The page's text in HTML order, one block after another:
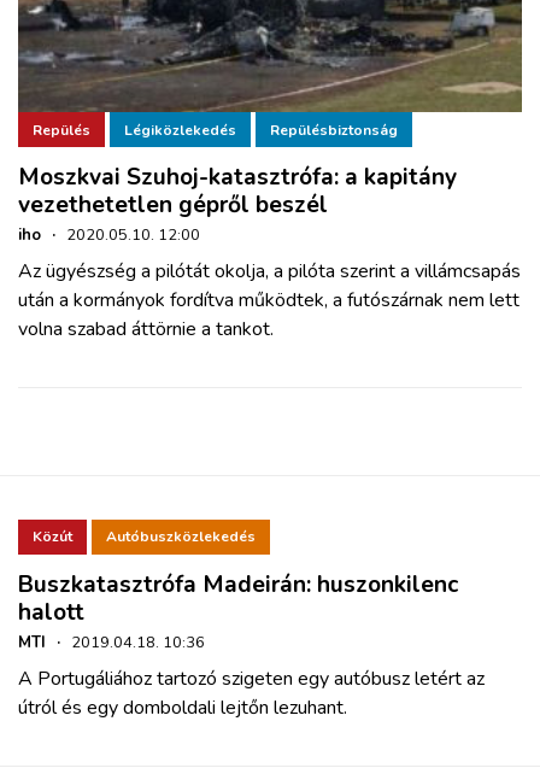
ELLÁTÁSI LÁNC
ZÖLDÚT
HAJÓZÁS
BLOG
Repülés Légiközlekedés Repülésbiztonság
Moszkvai Szuhoj-katasztrófa: a kapitány
vezethetetlen gépről beszél
iho · 2020.05.10. 12:00
Az ügyészség a pilótát okolja, a pilóta szerint a villámcsapás
után a kormányok fordítva működtek, a futószárnak nem lett
volna szabad áttörnie a tankot.
Közút Autóbuszközlekedés
Buszkatasztrófa Madeirán: huszonkilenc
halott
MTI · 2019.04.18. 10:36
A Portugáliához tartozó szigeten egy autóbusz letért az
útról és egy domboldali lejtőn lezuhant.